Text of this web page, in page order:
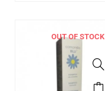
OUT OF STOCK